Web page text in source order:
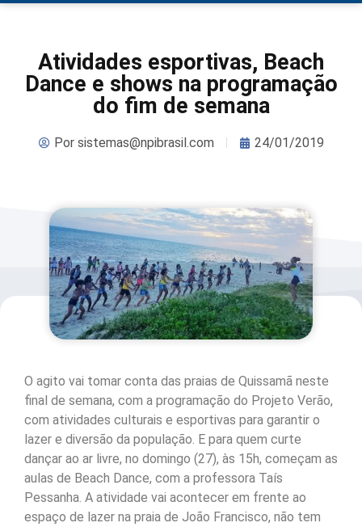
Atividades esportivas, Beach
Dance e shows na programação
do fim de semana
Porsistemas@npibrasil.com 24/01/2019
O agito vai tomar conta das praias de Quissamã neste
final de semana, com a programação do Projeto Verão,
com atividades culturais e esportivas para garantir o
lazer e diversão da população. E para quem curte
dançar ao ar livre, no domingo (27), às 15h, começam as
aulas de Beach Dance, com a professora Taís
Pessanha. A atividade vai acontecer em frente ao
espaço de lazer na praia de João Francisco, não tem